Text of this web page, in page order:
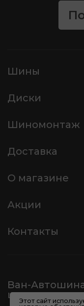
Шины
Диски
Шиномонтаж
Доставка
О магазине
Акции
Контакты
Ван-
шин и дисков
Этот сайт